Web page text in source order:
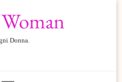
Donna.